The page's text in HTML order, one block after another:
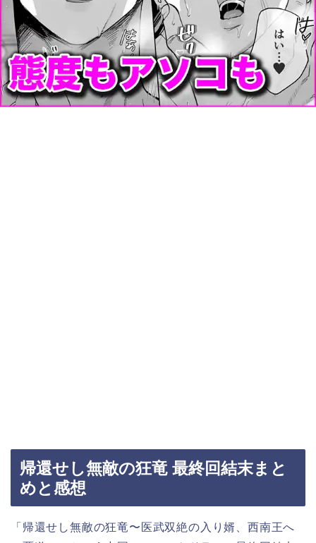
帰還せし無敵の狂竜 最終回結末まと
めと感想
「帰還せし無敵の狂竜〜医武双絶の入り婿、西南王へ